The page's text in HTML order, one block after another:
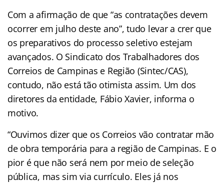
Com a afirmação de que “as contratações devem
ocorrer em julho deste ano”, tudo levar a crer que
os preparativos do processo seletivo estejam
avançados. O Sindicato dos Trabalhadores dos
Correios de Campinas e Região (Sintec/CAS),
contudo, não está tão otimista assim. Um dos
diretores da entidade, Fábio Xavier, informa o
motivo.
“Ouvimos dizer que os Correios vão contratar mão
de obra temporária para a região de Campinas. E o
pior é que não será nem por meio de seleção
pública, mas sim via currículo. Eles já nos